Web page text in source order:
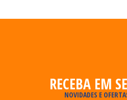
RECEBA EM
NOVIDADES E